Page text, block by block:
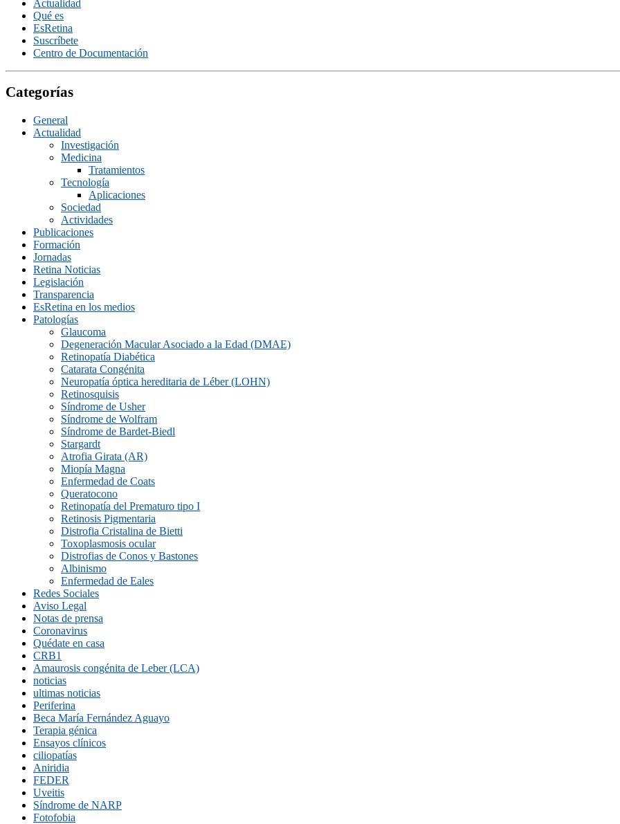
Actualidad
Qué es
EsRetina
Suscrí­bete
Centro de Documentación
Categorías
General
Actualidad
Investigación
Medicina
Tratamientos
Tecnologí­a
Aplicaciones
Sociedad
Actividades
Publicaciones
Formación
Jornadas
Retina Noticias
Legislación
Transparencia
EsRetina en los medios
Patologías
Glaucoma
Degeneración Macular Asociado a la Edad (DMAE)
Retinopatía Diabética
Catarata Congénita
Neuropatí­a óptica hereditaria de Léber (LOHN)
Retinosquisis
Síndrome de Usher
Síndrome de Wolfram
Síndrome de Bardet-Biedl
Stargardt
Atrofia Girata (AR)
Miopía Magna
Enfermedad de Coats
Queratocono
Retinopatí­a del Prematuro tipo I
Retinosis Pigmentaria
Distrofia Cristalina de Bietti
Toxoplasmosis ocular
Distrofias de Conos y Bastones
Albinismo
Enfermedad de Eales
Redes Sociales
Aviso Legal
Notas de prensa
Coronavirus
Quédate en casa
CRB1
Amaurosis congénita de Leber (LCA)
noticias
ultimas noticias
Periferina
Beca María Fernández Aguayo
Terapia génica
Ensayos clínicos
ciliopatías
Aniridia
FEDER
Uveitis
Síndrome de NARP
Fotofobia